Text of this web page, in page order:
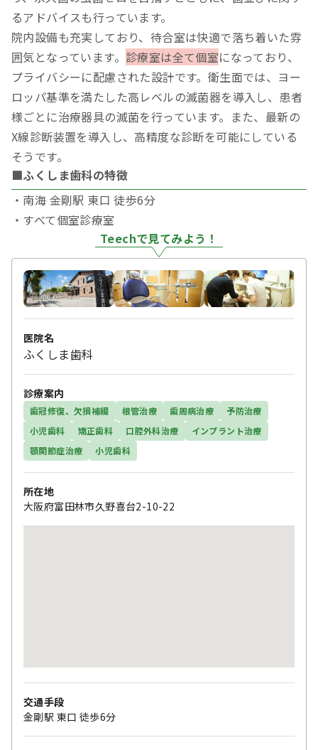
るアドバイスも行っています。
院内設備も充実しており、待合室は快適で落ち着いた雰
囲気となっています。 診療室は全て個室になっており、
プライバシーに配慮された設計です。衛生面では、ヨー
ロッパ基準を満たした高レベルの滅菌器を導入し、患者
様ごとに治療器具の滅菌を行っています。また、最新の
X線診断装置を導入し、高精度な診断を可能にしている
そうです。
■ふくしま歯科の特徴
・南海 金剛駅 東口 徒歩6分
・すべて個室診療室
Teechで見てみよう！
医院名
ふくしま歯科
診療案内
歯冠修復、欠損補綴 根管治療 歯周病治療
予防治療
小児歯科
矯正歯科 口腔外科治療
インプラント治療
顎関節症治療
小児歯科
所在地
大阪府富田林市久野喜台2-10-22
交通手段
金剛駅 東口 徒歩6分